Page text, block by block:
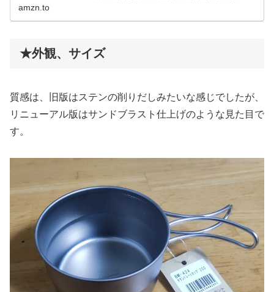
amzn.to
★外観、サイズ
質感は、旧版はステンの削りだしみたいな感じでしたが、
リニューアル版はサンドブラスト仕上げのような見た目で
す。